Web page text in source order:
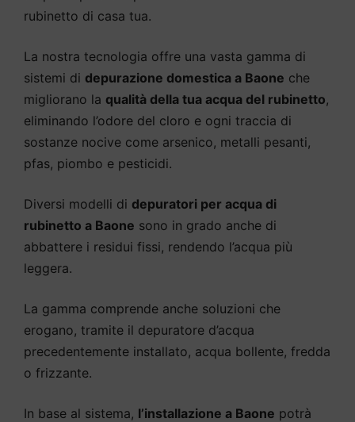
rubinetto di casa tua.
La nostra tecnologia offre una vasta gamma di
sistemi di depurazione domestica a Baone che
migliorano la qualità della tua acqua del rubinetto,
eliminando l’odore del cloro e ogni traccia di
sostanze nocive come arsenico, metalli pesanti,
pfas, piombo e pesticidi.
Diversi modelli di depuratori per acqua di
rubinetto a Baone sono in grado anche di
abbattere i residui fissi, rendendo l’acqua più
leggera.
La gamma comprende anche soluzioni che
erogano, tramite il depuratore d’acqua
precedentemente installato, acqua bollente, fredda
o frizzante.
In base al sistema, l’installazione a Baone potrà